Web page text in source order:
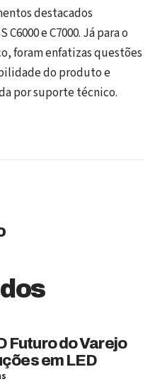
destacados
e C7000. Já para o
foram enfatizas questões
do produto e
por suporte técnico.
Futuro do Varejo
em LED